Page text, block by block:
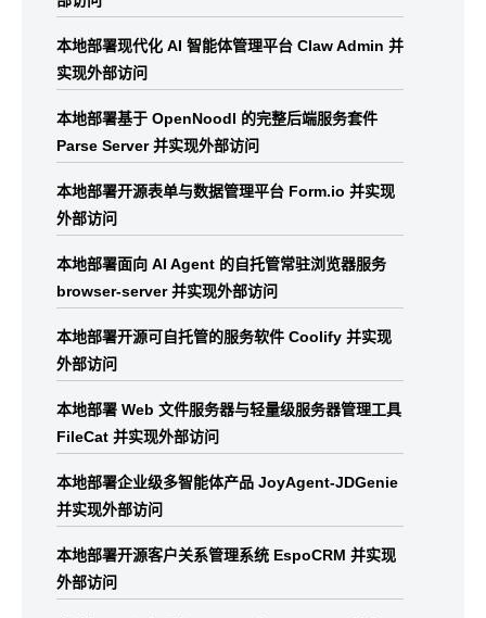
本地部署现代化 AI 智能体管理平台 Claw Admin 并
实现外部访问
本地部署基于 OpenNoodl 的完整后端服务套件
Parse Server 并实现外部访问
本地部署开源表单与数据管理平台 Form.io 并实现
外部访问
本地部署面向 AI Agent 的自托管常驻浏览器服务
browser-server 并实现外部访问
本地部署开源可自托管的服务软件 Coolify 并实现
外部访问
本地部署 Web 文件服务器与轻量级服务器管理工具
FileCat 并实现外部访问
本地部署企业级多智能体产品 JoyAgent-JDGenie
并实现外部访问
本地部署开源客户关系管理系统 EspoCRM 并实现
外部访问